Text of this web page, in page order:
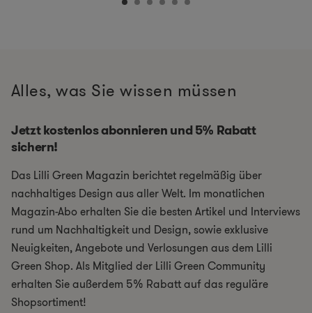
Alles, was Sie wissen müssen
Jetzt kostenlos abonnieren und 5% Rabatt
sichern!
Das Lilli Green Magazin berichtet regelmäßig über
nachhaltiges Design aus aller Welt. Im monatlichen
Magazin-Abo erhalten Sie die besten Artikel und Interviews
rund um Nachhaltigkeit und Design, sowie exklusive
Neuigkeiten, Angebote und Verlosungen aus dem Lilli
Green Shop. Als Mitglied der Lilli Green Community
erhalten Sie außerdem 5% Rabatt auf das reguläre
Shopsortiment!